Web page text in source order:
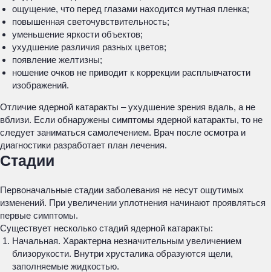
ощущение, что перед глазами находится мутная пленка;
повышенная светочувствительность;
уменьшение яркости объектов;
ухудшение различия разных цветов;
появление желтизны;
ношение очков не приводит к коррекции расплывчатости
изображений.
Отличие ядерной катаракты – ухудшение зрения вдаль, а не
вблизи. Если обнаружены симптомы ядерной катаракты, то не
следует заниматься самолечением. Врач после осмотра и
диагностики разработает план лечения.
Стадии
Первоначальные стадии заболевания не несут ощутимых
изменений. При увеличении уплотнения начинают проявляться
первые симптомы.
Существует несколько стадий ядерной катаракты:
Начальная. Характерна незначительным увеличением
близорукости. Внутри хрусталика образуются щели,
заполняемые жидкостью.